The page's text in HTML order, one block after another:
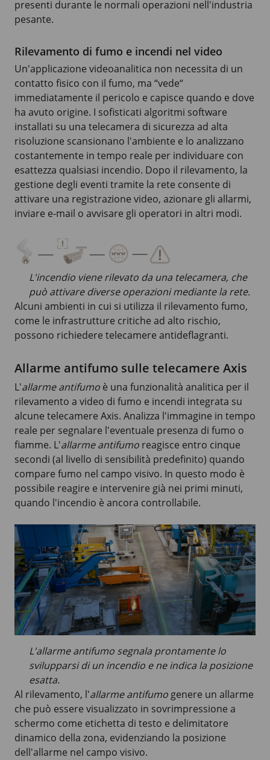
presenti durante le normali operazioni nell'industria
pesante.
Rilevamento di fumo e incendi nel video
Un'applicazione videoanalitica non necessita di un
contatto fisico con il fumo, ma “vede“
immediatamente il pericolo e capisce quando e dove
ha avuto origine. I sofisticati algoritmi software
installati su una telecamera di sicurezza ad alta
risoluzione scansionano l'ambiente e lo analizzano
costantemente in tempo reale per individuare con
esattezza qualsiasi incendio. Dopo il rilevamento, la
gestione degli eventi tramite la rete consente di
attivare una registrazione video, azionare gli allarmi,
inviare e-mail o avvisare gli operatori in altri modi.
L'incendio viene rilevato da una telecamera, che
può attivare diverse operazioni mediante la rete.
Alcuni ambienti in cui si utilizza il rilevamento fumo,
come le infrastrutture critiche ad alto rischio,
possono richiedere telecamere antideflagranti.
Allarme antifumo sulle telecamere Axis
L'allarme antifumo è una funzionalità analitica per il
rilevamento a video di fumo e incendi integrata su
alcune telecamere Axis. Analizza l'immagine in tempo
reale per segnalare l'eventuale presenza di fumo o
fiamme. L'allarme antifumo reagisce entro cinque
secondi (al livello di sensibilità predefinito) quando
compare fumo nel campo visivo. In questo modo è
possibile reagire e intervenire già nei primi minuti,
quando l'incendio è ancora controllabile.
L'allarme antifumo segnala prontamente lo
svilupparsi di un incendio e ne indica la posizione
esatta.
Al rilevamento, l'allarme antifumo genere un allarme
che può essere visualizzato in sovrimpressione a
schermo come etichetta di testo e delimitatore
dinamico della zona, evidenziando la posizione
dell'allarme nel campo visivo.